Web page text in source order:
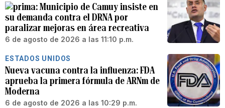
Municipio de Camuy insiste en
su demanda contra el DRNA por
paralizar mejoras en área recreativa
6 de agosto de 2026 a las 11:10 p.m.
ESTADOS UNIDOS
Nueva vacuna contra la influenza: FDA
aprueba la primera fórmula de ARNm de
Moderna
6 de agosto de 2026 a las 10:29 p.m.